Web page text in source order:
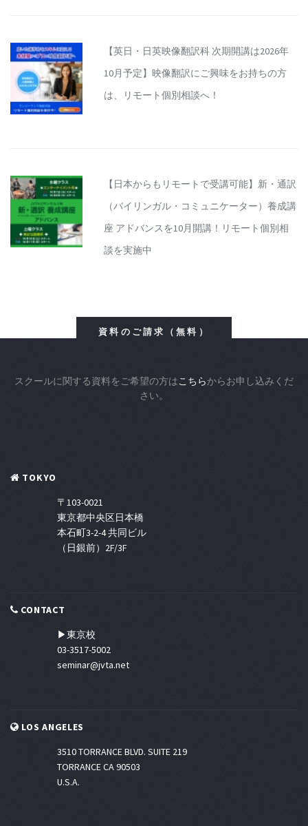
【英日・日英映像翻訳科 次期開講は2026年
10月予定】映像翻訳にご興味をお持ちの方
は、リモート個別相談へ！
【日本からもリモートで受講可能】新・通訳
（バイリンガル・コミュニケーター）養成講
座 アドバンスを10月開講！リモート個別相
談を実施中
資料のご請求（無料）
スクールに関する資料をご希望の方はこちらからお申し込みくだ
さい。
TOKYO
〒103-0021
東京都中央区日本橋
本石町3-2-4 共同ビル
（日銀前）2F/3F
CONTACT
▶東京校
03-3517-5002
seminar@jvta.net
LOS ANGELES
3510 TORRANCE BLVD. SUITE 219
TORRANCE CA 90503
U.S.A.